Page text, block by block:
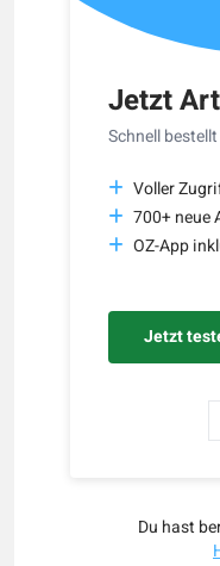
Jetzt
Schnell
Voller
700+ neue
OZ-App
Jetzt
Du hast